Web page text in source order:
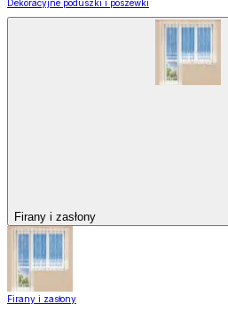
Dekoracyjne poduszki i poszewki
Firany i zasłony
Firany i zasłony